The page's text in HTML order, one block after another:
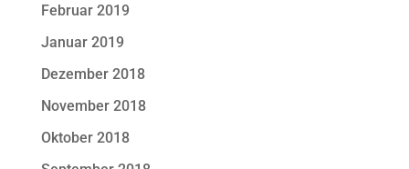
Februar 2019
Januar 2019
Dezember 2018
November 2018
Oktober 2018